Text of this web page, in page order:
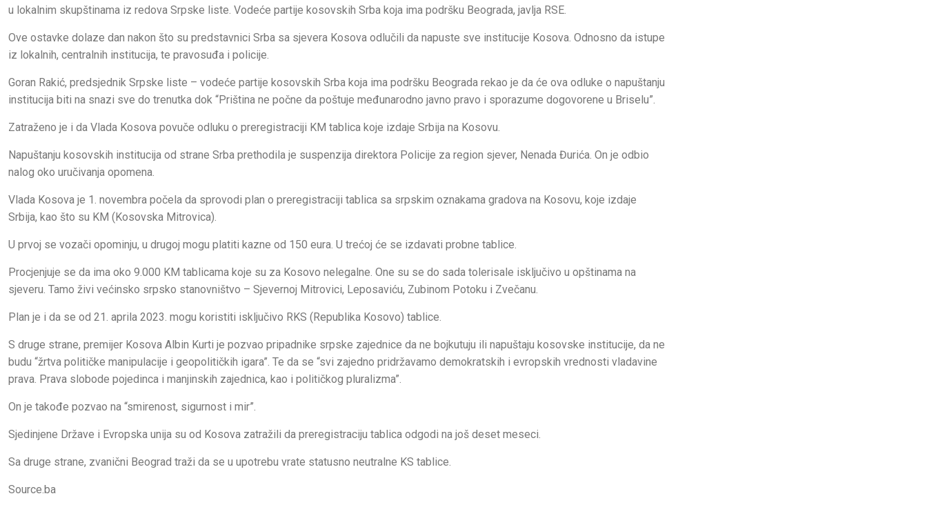
u lokalnim skupštinama iz redova Srpske liste. Vodeće partije kosovskih Srba koja ima podršku Beograda, javlja RSE.
Ove ostavke dolaze dan nakon što su predstavnici Srba sa sjevera Kosova odlučili da napuste sve institucije Kosova. Odnosno da istupe
iz lokalnih, centralnih institucija, te pravosuđa i policije.
Goran Rakić, predsjednik Srpske liste – vodeće partije kosovskih Srba koja ima podršku Beograda rekao je da će ova odluke o napuštanju
institucija biti na snazi sve do trenutka dok “Priština ne počne da poštuje međunarodno javno pravo i sporazume dogovorene u Briselu”.
Zatraženo je i da Vlada Kosova povuče odluku o preregistraciji KM tablica koje izdaje Srbija na Kosovu.
Napuštanju kosovskih institucija od strane Srba prethodila je suspenzija direktora Policije za region sjever, Nenada Đurića. On je odbio
nalog oko uručivanja opomena.
Vlada Kosova je 1. novembra počela da sprovodi plan o preregistraciji tablica sa srpskim oznakama gradova na Kosovu, koje izdaje
Srbija, kao što su KM (Kosovska Mitrovica).
U prvoj se vozači opominju, u drugoj mogu platiti kazne od 150 eura. U trećoj će se izdavati probne tablice.
Procjenjuje se da ima oko 9.000 KM tablicama koje su za Kosovo nelegalne. One su se do sada tolerisale isključivo u opštinama na
sjeveru. Tamo živi većinsko srpsko stanovništvo – Sjevernoj Mitrovici, Leposaviću, Zubinom Potoku i Zvečanu.
Plan je i da se od 21. aprila 2023. mogu koristiti isključivo RKS (Republika Kosovo) tablice.
S druge strane, premijer Kosova Albin Kurti je pozvao pripadnike srpske zajednice da ne bojkutuju ili napuštaju kosovske institucije, da ne
budu “žrtva političke manipulacije i geopolitičkih igara”. Te da se “svi zajedno pridržavamo demokratskih i evropskih vrednosti vladavine
prava. Prava slobode pojedinca i manjinskih zajednica, kao i političkog pluralizma”.
On je takođe pozvao na “smirenost, sigurnost i mir”.
Sjedinjene Države i Evropska unija su od Kosova zatražili da preregistraciju tablica odgodi na još deset meseci.
Sa druge strane, zvanični Beograd traži da se u upotrebu vrate statusno neutralne KS tablice.
Source.ba